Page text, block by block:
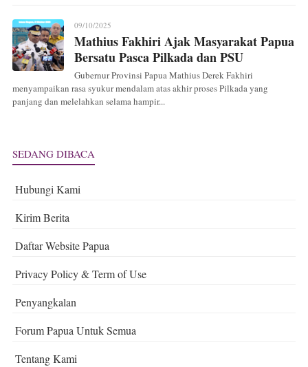
09/10/2025
Mathius Fakhiri Ajak Masyarakat Papua
Bersatu Pasca Pilkada dan PSU
Gubernur Provinsi Papua Mathius Derek Fakhiri
menyampaikan rasa syukur mendalam atas akhir proses Pilkada yang
panjang dan melelahkan selama hampir...
SEDANG DIBACA
Hubungi Kami
Kirim Berita
Daftar Website Papua
Privacy Policy & Term of Use
Penyangkalan
Forum Papua Untuk Semua
Tentang Kami